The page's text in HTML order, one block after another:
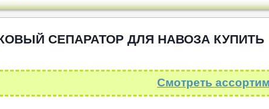
СЕПАРАТОР ДЛЯ НАВОЗА КУПИТЬ
Смотреть